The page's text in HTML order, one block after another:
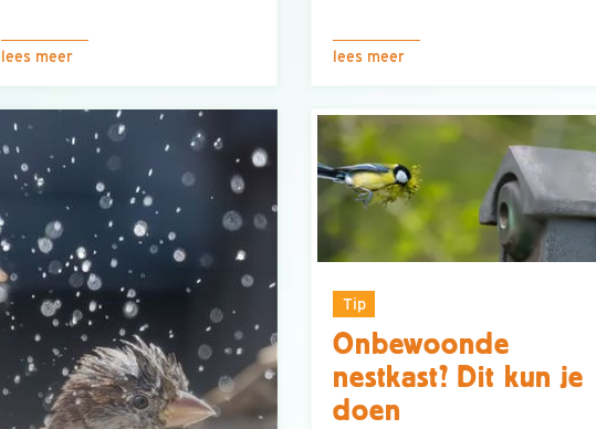
lees meer lees meer
Tip
Onbewoonde
nestkast? Dit kun je
doen